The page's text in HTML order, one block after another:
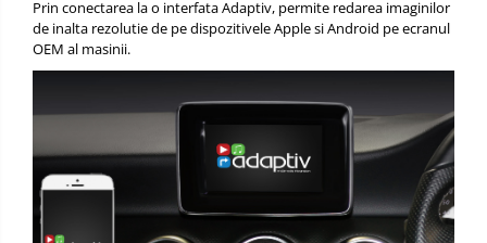
Prin conectarea la o interfata Adaptiv, permite redarea imaginilor
de inalta rezolutie de pe dispozitivele Apple si Android pe ecranul
OEM al masinii.